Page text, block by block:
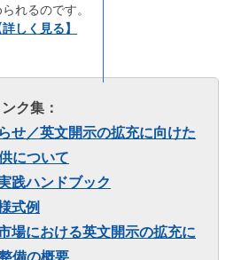
れるのです。
詳しく見る】
ク集：
せ／英文開示の拡充に向けた
について
践ハンドブック
式例
場における英文開示の拡充に